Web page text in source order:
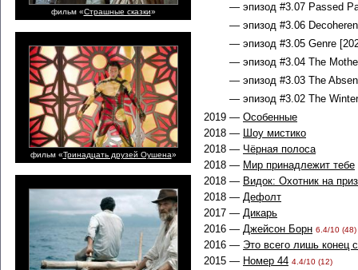
фильм «Страшные сказки»
фильм «Тринадцать друзей Оушена»
— эпизод #3.07 Passed
— эпизод #3.06
— эпизод #3.05 Genre
— эпизод #3.04 The
— эпизод #3.03 The
— эпизод #3.02 The
2019 — Особенные
2018 — Шоу мистико
2018 — Чёрная полоса
2018 — Мир принадлежит тебе
2018 — Видок: Охотник на
2018 — Дефолт
2017 — Дикарь
2016 — Джейсон Борн 6.4/10 (48)
2016 — Это всего лишь конец
2015 — Номер 44 4.4/10 (12)